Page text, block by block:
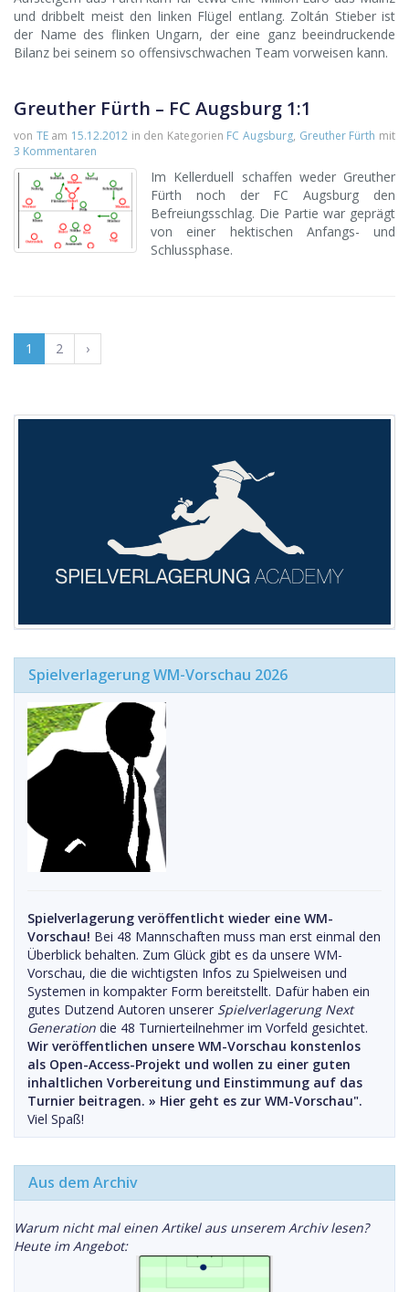
und dribbelt meist den linken Flügel entlang. Zoltán Stieber ist
der Name des flinken Ungarn, der eine ganz beeindruckende
Bilanz bei seinem so offensivschwachen Team vorweisen kann.
Greuther Fürth – FC Augsburg 1:1
von TEam 15.12.2012in den Kategorien FC Augsburg, Greuther Fürth mit
3 Kommentaren
Im Kellerduell schaffen weder Greuther
Fürth noch der FC Augsburg den
Befreiungsschlag. Die Partie war geprägt
von einer hektischen Anfangs- und
Schlussphase.
1 2 ›
Spielverlagerung WM-Vorschau 2026
Spielverlagerung veröffentlicht wieder eine WM-
Vorschau! Bei 48 Mannschaften muss man erst einmal den
Überblick behalten. Zum Glück gibt es da unsere WM-
Vorschau, die die wichtigsten Infos zu Spielweisen und
Systemen in kompakter Form bereitstellt. Dafür haben ein
gutes Dutzend Autoren unserer Spielverlagerung Next
Generation die 48 Turnierteilnehmer im Vorfeld gesichtet.
Wir veröffentlichen unsere WM-Vorschau konstenlos
als Open-Access-Projekt und wollen zu einer guten
inhaltlichen Vorbereitung und Einstimmung auf das
Turnier beitragen. » Hier geht es zur WM-Vorschau".
Viel Spaß!
Aus dem Archiv
Warum nicht mal einen Artikel aus unserem Archiv lesen?
Heute im Angebot: